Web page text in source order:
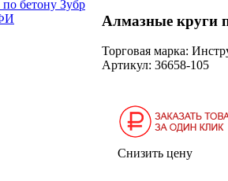
Алмазные круги
Торговая марка:
Артикул: 36658-105
Снизить цену